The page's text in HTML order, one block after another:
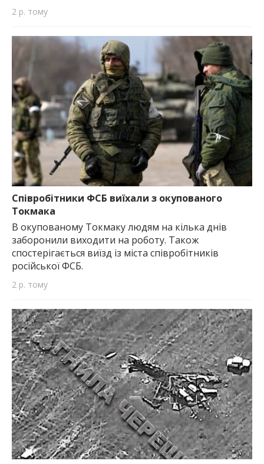
2 р. тому
Співробітники ФСБ виїхали з окупованого
Токмака
В окупованому Токмаку людям на кілька днів
заборонили виходити на роботу. Також
спостерігається виїзд із міста співробітників
російської ФСБ.
2 р. тому